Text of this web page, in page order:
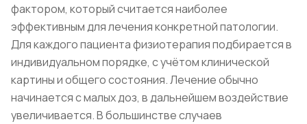
фактором, который считается наиболее
эффективным для лечения конкретной патологии.
Для каждого пациента физиотерапия подбирается в
индивидуальном порядке, с учётом клинической
картины и общего состояния. Лечение обычно
начинается с малых доз, в дальнейшем воздействие
увеличивается. В большинстве случаев